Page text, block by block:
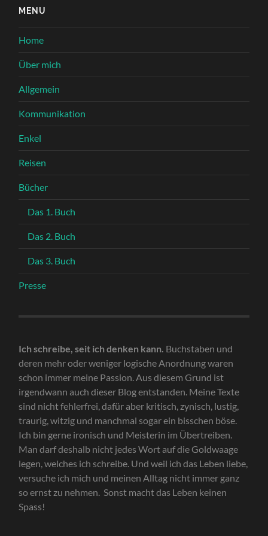
MENU
Home
Über mich
Allgemein
Kommunikation
Enkel
Reisen
Bücher
Das 1. Buch
Das 2. Buch
Das 3. Buch
Presse
Ich schreibe, seit ich denken kann. Buchstaben und
deren mehr oder weniger logische Anordnung waren
schon immer meine Passion. Aus diesem Grund ist
irgendwann auch dieser Blog entstanden. Meine Texte
sind nicht fehlerfrei, dafür aber kritisch, zynisch, lustig,
traurig, witzig und manchmal sogar ein bisschen böse.
Ich bin gerne ironisch und Meisterin im Übertreiben.
Man darf deshalb nicht jedes Wort auf die Goldwaage
legen, welches ich schreibe. Und weil ich das Leben liebe,
versuche ich mich und meinen Alltag nicht immer ganz
so ernst zu nehmen. Sonst macht das Leben keinen
Spass!